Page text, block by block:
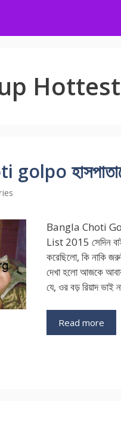
হাসপাতালে
Bangla Choti
List 2015 সেদিন
করেছিলো, কি নাকি
দেখা হলো আজকে
যে, ওর বড় রিয়াদ
Read more